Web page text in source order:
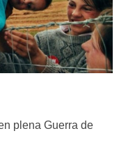
plena Guerra de